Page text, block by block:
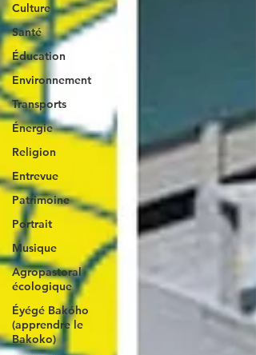
Culture
Santé
Éducation
Environnement
Transports
Énergie
Religion
Entrevue
Patrimoine
Portrait
Musique
Agropastoral
écologique
Éyégé Bakóho
(apprendre le
Bakoko)